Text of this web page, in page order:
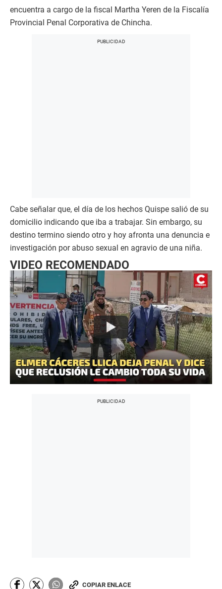
encuentra a cargo de la fiscal Martha Yeren de la Fiscalía
Provincial Penal Corporativa de Chincha.
Cabe señalar que, el día de los hechos Quispe salió de su
domicilio indicando que iba a trabajar. Sin embargo, su
destino termino siendo otro y hoy afronta una denuncia e
investigación por abuso sexual en agravio de una niña.
VIDEO RECOMENDADO
COPIAR ENLACE